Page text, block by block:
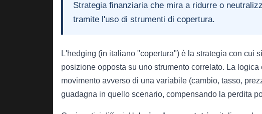
Strategia finanziaria che mira a ridurre o
tramite l'uso di strumenti di copertura.
L'hedging (in italiano "copertura") è la strategia con cui
posizione opposta su uno strumento correlato. La
movimento avverso di una variabile (cambio, tasso,
guadagna in quello scenario, compensando la perdita